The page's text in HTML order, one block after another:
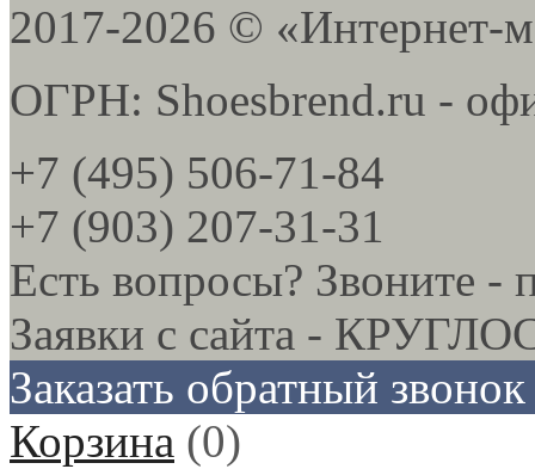
2017-2026 © «Интернет-
ОГРН: Shoesbrend.ru -
+7 (495) 506-71-84
+7 (903) 207-31-31
Есть вопросы? Звоните
Заявки с сайта -
Заказать обратный звонок
Корзина (0)